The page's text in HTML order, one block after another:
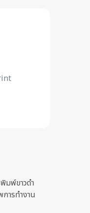
มพ์ขาวดำ
ารทำงาน